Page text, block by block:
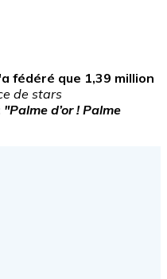
fédéré que 1,39 million
de stars
"Palme d’or ! Palme